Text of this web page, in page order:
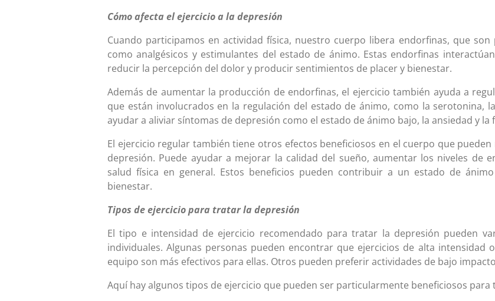
Cómo afecta el ejercicio a la depresión
Cuando participamos en actividad física, nuestro cuerpo libera endorfinas, que
como analgésicos y estimulantes del estado de ánimo. Estas endorfinas
reducir la percepción del dolor y producir sentimientos de placer y bienestar.
Además de aumentar la producción de endorfinas, el ejercicio también ayuda a
que están involucrados en la regulación del estado de ánimo, como la serotonina,
ayudar a aliviar síntomas de depresión como el estado de ánimo bajo, la ansiedad y la
El ejercicio regular también tiene otros efectos beneficiosos en el cuerpo que
depresión. Puede ayudar a mejorar la calidad del sueño, aumentar los niveles de
salud física en general. Estos beneficios pueden contribuir a un estado de
bienestar.
Tipos de ejercicio para tratar la depresión
El tipo e intensidad de ejercicio recomendado para tratar la depresión pueden
individuales. Algunas personas pueden encontrar que ejercicios de alta
equipo son más efectivos para ellas. Otros pueden preferir actividades de bajo
Aquí hay algunos tipos de ejercicio que pueden ser particularmente beneficiosos